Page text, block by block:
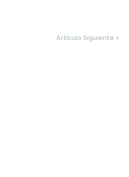
Artículo Siguiente